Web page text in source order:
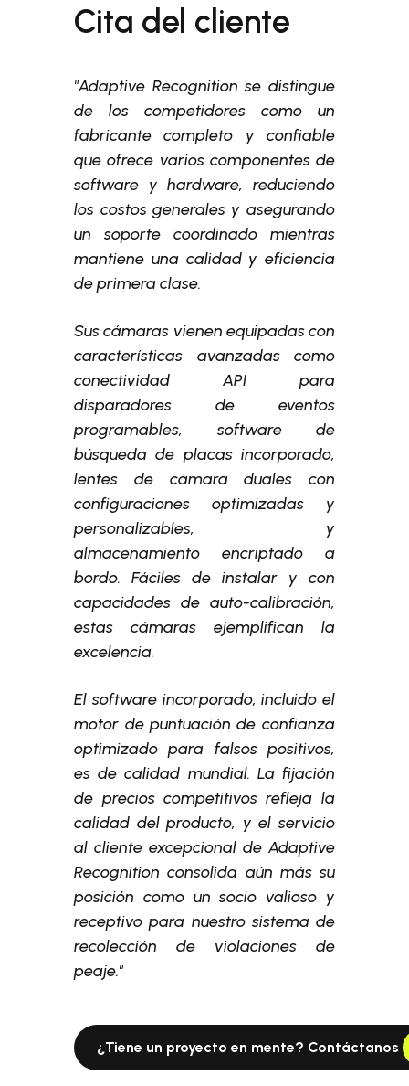
Cita del cliente
"Adaptive Recognition se distingue
de los competidores como un
fabricante completo y confiable
que ofrece varios componentes de
software y hardware, reduciendo
los costos generales y asegurando
un soporte coordinado mientras
mantiene una calidad y eficiencia
de primera clase.
Sus cámaras vienen equipadas con
características avanzadas como
conectividad API para
disparadores de eventos
programables, software de
búsqueda de placas incorporado,
lentes de cámara duales con
configuraciones optimizadas y
personalizables, y
almacenamiento encriptado a
bordo. Fáciles de instalar y con
capacidades de auto-calibración,
estas cámaras ejemplifican la
excelencia.
El software incorporado, incluido el
motor de puntuación de confianza
optimizado para falsos positivos,
es de calidad mundial. La fijación
de precios competitivos refleja la
calidad del producto, y el servicio
al cliente excepcional de Adaptive
Recognition consolida aún más su
posición como un socio valioso y
receptivo para nuestro sistema de
recolección de violaciones de
peaje."
¿Tiene un proyecto en mente? Contáctanos